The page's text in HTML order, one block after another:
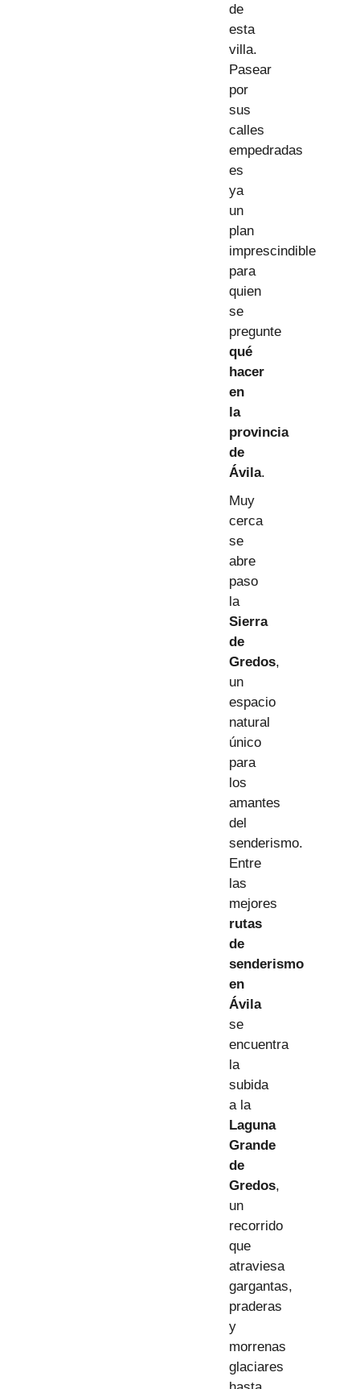
de
esta
villa.
Pasear
por
sus
calles
empedradas
es
ya
un
plan
imprescindible
para
quien
se
pregunte
qué
hacer
en
la
provincia
de
Ávila.
Muy
cerca
se
abre
paso
la
Sierra
de
Gredos,
un
espacio
natural
único
para
los
amantes
del
senderismo.
Entre
las
mejores
rutas
de
senderismo
en
Ávila
se
encuentra
la
subida
a la
Laguna
Grande
de
Gredos,
un
recorrido
que
atraviesa
gargantas,
praderas
y
morrenas
glaciares